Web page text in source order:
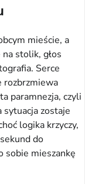
mieście, a
na stolik, głos
Serce
rozbrzmiewa
paramnezja, czyli
sytuacja zostaje
logika krzyczy,
do
sobie mieszankę